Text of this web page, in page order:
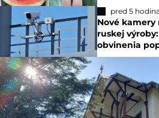
pred 5
Nové
ruskej
obvinenia